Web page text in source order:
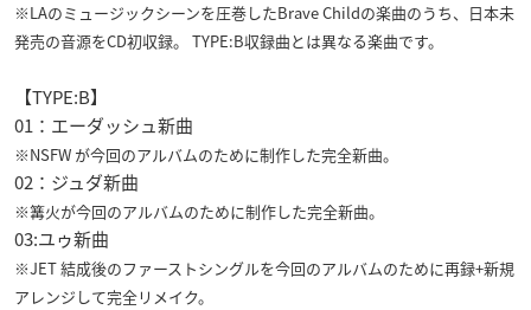
※LAのミュージックシーンを圧巻したBrave Childの楽曲のうち、日本未
発売の音源をCD初収録。 TYPE:B収録曲とは異なる楽曲です。
【TYPE:B】
01：エーダッシュ新曲
※NSFW が今回のアルバムのために制作した完全新曲。
02：ジュダ新曲
※篝火が今回のアルバムのために制作した完全新曲。
03:ユゥ新曲
※JET 結成後のファーストシングルを今回のアルバムのために再録+新規
アレンジして完全リメイク。